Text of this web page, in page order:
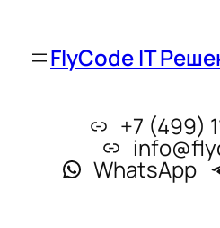
FlyCode IT
+7 (499)
WhatsApp